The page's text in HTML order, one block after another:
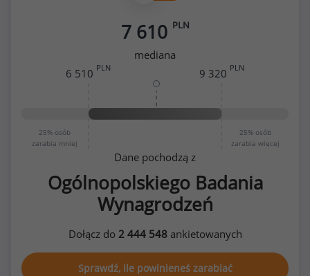
7 610 PLN
mediana
25% osób
zarabia mniej
25% osób
zarabia więcej
6 510 PLN 9 320 PLN
Dane pochodzą z
Ogólnopolskiego Badania
Wynagrodzeń
Dołącz do 2 444 548ankietowanych
Sprawdź, ile powinieneś zarabiać